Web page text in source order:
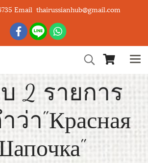
Email thairussianhub@gmail.com
2 รายการ
ว่า"Красная